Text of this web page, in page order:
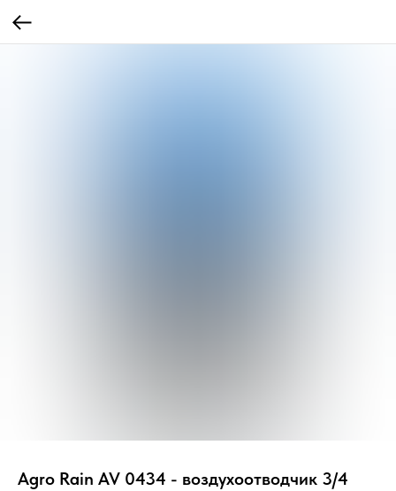
Agro Rain AV 0434 - воздухоотводчик 3/4